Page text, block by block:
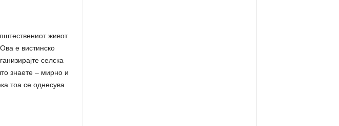
живот
е вистинско
селска
знаете – мирно и
тоа се однесува